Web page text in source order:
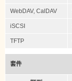
WebDAV, CalDAV
iSCSI
TFTP
套件